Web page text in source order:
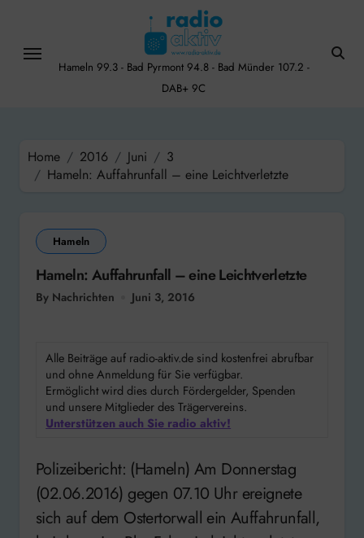
content
Hameln 99.3 - Bad Pyrmont 94.8 - Bad Münder 107.2 -
DAB+ 9C
Home 2016 Juni
3
Hameln: Auffahrunfall – eine Leichtverletzte
Hameln
Hameln: Auffahrunfall – eine Leichtverletzte
By Nachrichten Juni 3, 2016
Alle Beiträge auf radio-aktiv.de sind kostenfrei abrufbar
und ohne Anmeldung für Sie verfügbar.
Ermöglicht wird dies durch Fördergelder, Spenden
und unsere Mitglieder des Trägervereins.
Unterstützen auch Sie radio aktiv!
Polizeibericht: (Hameln) Am Donnerstag
(02.06.2016) gegen 07.10 Uhr ereignete
sich auf dem Ostertorwall ein Auffahrunfall,